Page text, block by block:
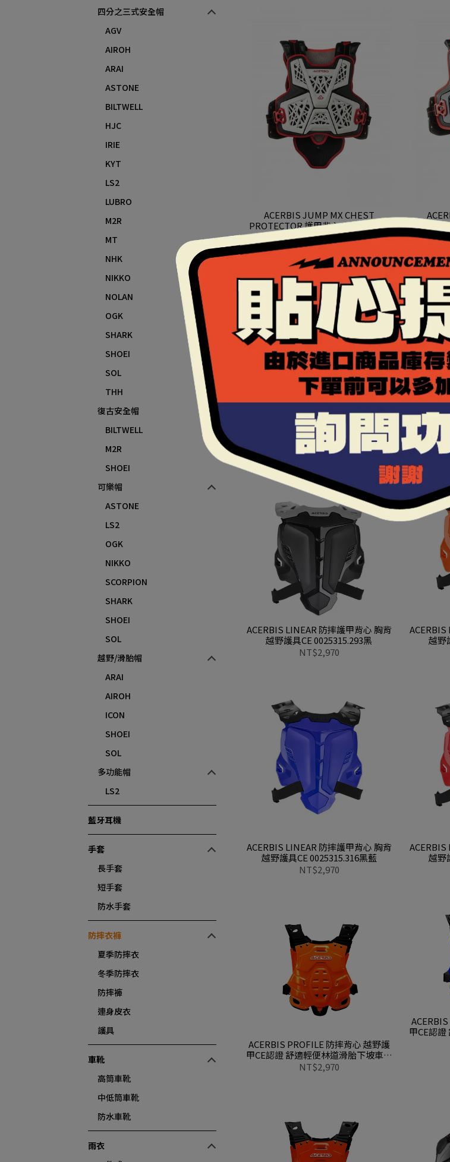
四分之三式安全帽
AGV
AIROH
ARAI
ASTONE
BILTWELL
HJC
IRIE
KYT
LS2
LUBRO
M2R
MT
NHK
NIKKO
NOLAN
OGK
SHARK
SHOEI
SOL
THH
復古安全帽
BILTWELL
M2R
SHOEI
可樂帽
ASTONE
LS2
OGK
NIKKO
SCORPION
SHARK
SHOEI
SOL
越野/滑胎帽
ARAI
AIROH
ICON
SHOEI
SOL
多功能帽
LS2
藍牙耳機
手套
長手套
短手套
防水手套
防摔衣褲
夏季防摔衣
冬季防摔衣
防摔褲
連身皮衣
護具
車靴
高筒車靴
中低筒車靴
防水車靴
雨衣
ACERBIS JUMP MX CHEST
PROTECTOR 護甲背心0023729 237
白黑
NT$6,930
ACERBIS MTB GHOMBET 袖套式護
肘 越野下坡車林道腳踏車CE認證 護
具 0024879 318黑黃
NT$1,980
ACERBIS
人體工
ACERBIS LINEAR 防摔護甲背心 胸背
越野護具CE 0025315.293黑
NT$2,970
越野
ACERBIS LINEAR 防摔護甲背心 胸背
越野護具CE 0025315.316黑藍
NT$2,970
越野
ACERBIS PROFILE 防摔背心 越野護
甲CE認證 舒適輕便林道滑胎下坡車腳
踏車可用0016987 014橘
NT$2,970
甲CE認